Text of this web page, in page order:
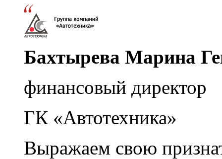
Бахтырева Марина
финансовый директор
ГК «Автотехника»
Выражаем свою